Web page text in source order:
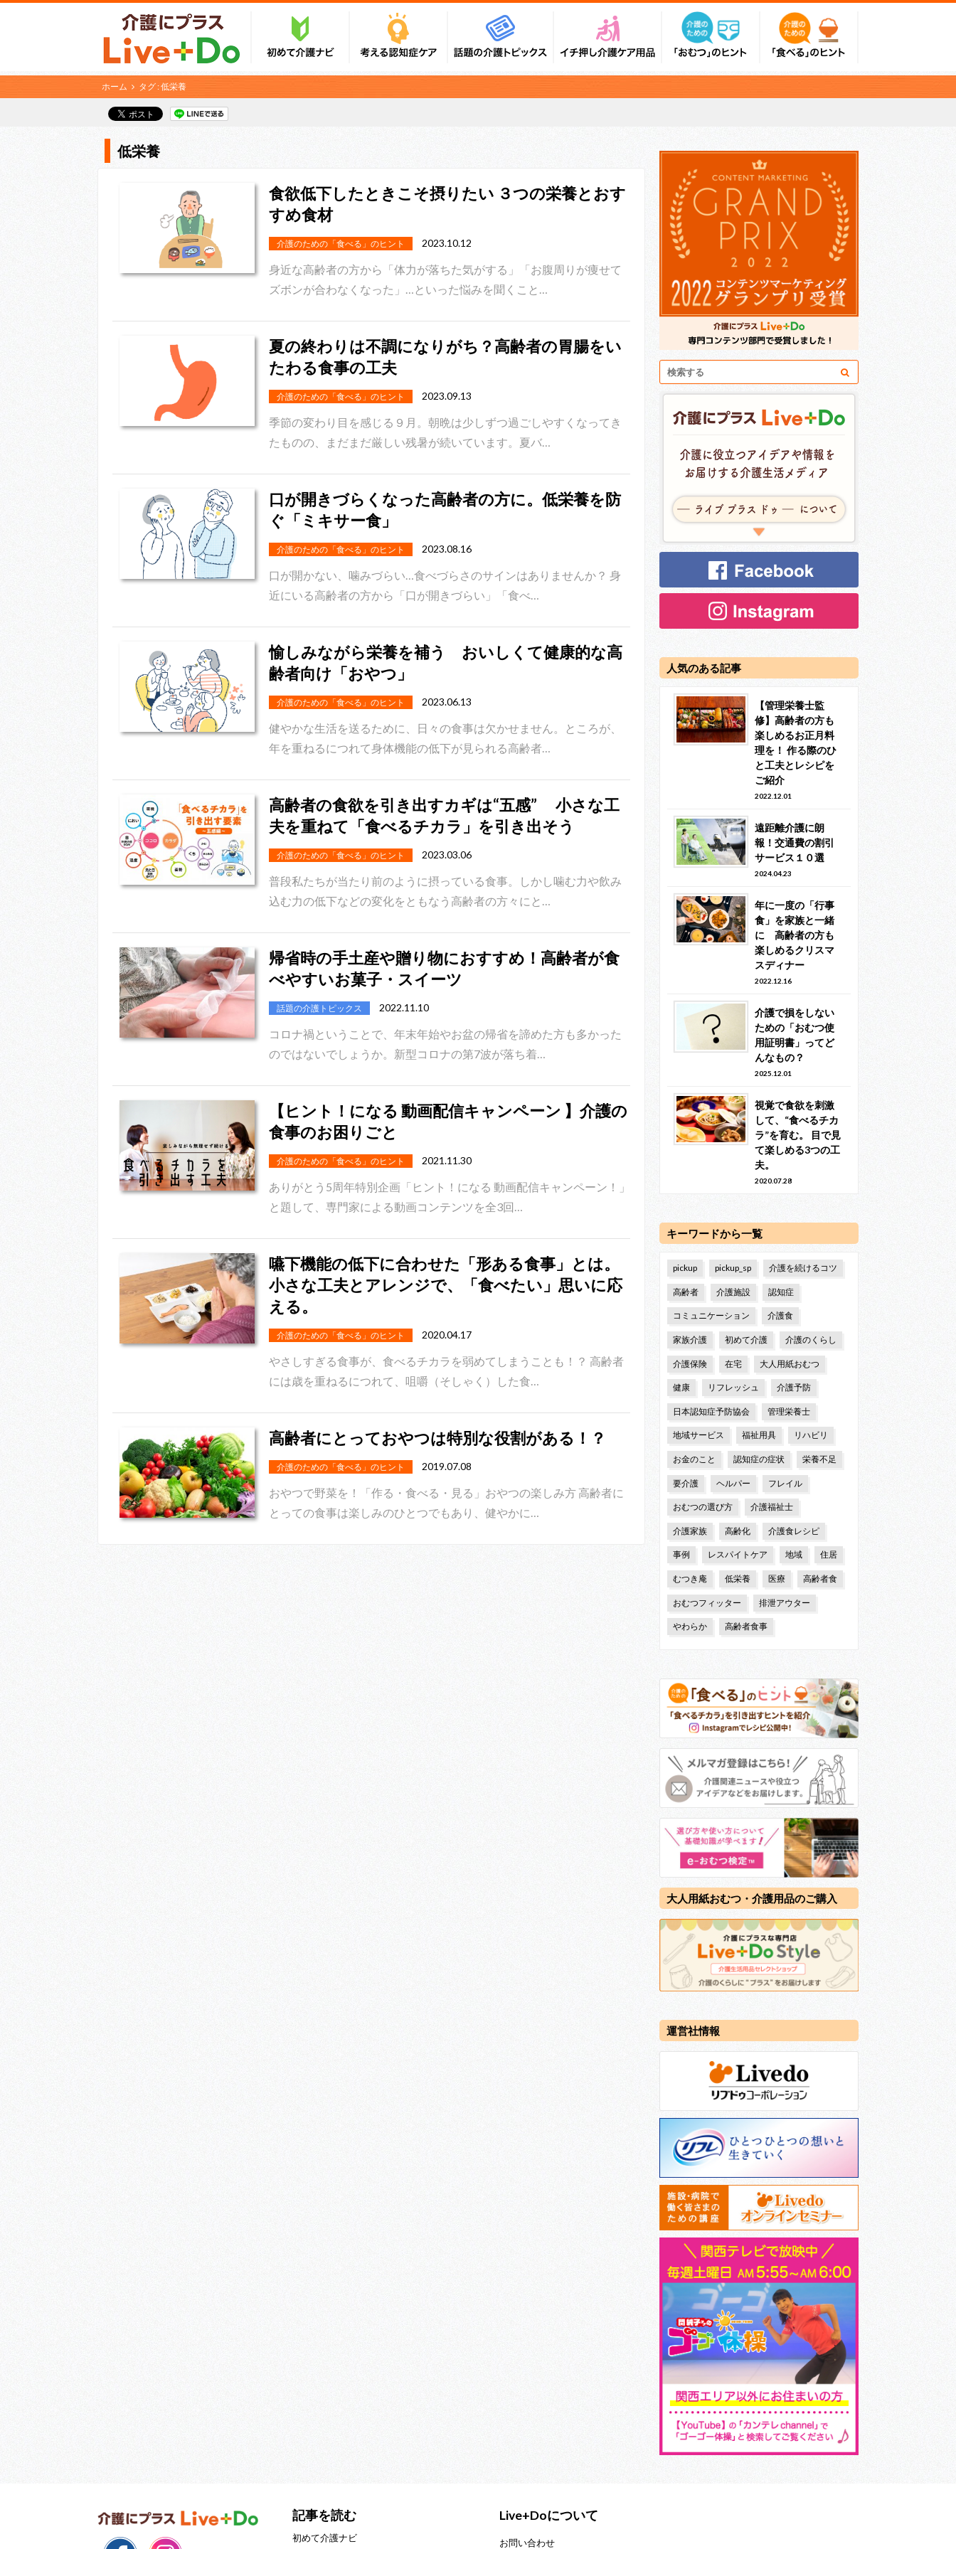
ホーム タグ : 低栄養
低栄養
食欲低下したときこそ摂りたい ３つの栄養とおす
すめ食材
介護のための「食べる」のヒント 2023.10.12
身近な高齢者の方から「体力が落ちた気がする」「お腹周りが痩せて
ズボンが合わなくなった」…といった悩みを聞くこと…
夏の終わりは不調になりがち？高齢者の胃腸をい
たわる食事の工夫
介護のための「食べる」のヒント 2023.09.13
季節の変わり目を感じる９月。朝晩は少しずつ過ごしやすくなってき
たものの、まだまだ厳しい残暑が続いています。夏バ…
口が開きづらくなった高齢者の方に。低栄養を防
ぐ「ミキサー食」
介護のための「食べる」のヒント 2023.08.16
口が開かない、噛みづらい…食べづらさのサインはありませんか？ 身
近にいる高齢者の方から「口が開きづらい」「食べ…
愉しみながら栄養を補う おいしくて健康的な高
齢者向け「おやつ」
介護のための「食べる」のヒント 2023.06.13
健やかな生活を送るために、日々の食事は欠かせません。ところが、
年を重ねるにつれて身体機能の低下が見られる高齢者…
高齢者の食欲を引き出すカギは“五感” 小さな工
夫を重ねて「食べるチカラ」を引き出そう
介護のための「食べる」のヒント 2023.03.06
普段私たちが当たり前のように摂っている食事。しかし噛む力や飲み
込む力の低下などの変化をともなう高齢者の方々にと…
帰省時の手土産や贈り物におすすめ！高齢者が食
べやすいお菓子・スイーツ
話題の介護トピックス 2022.11.10
コロナ禍ということで、年末年始やお盆の帰省を諦めた方も多かった
のではないでしょうか。新型コロナの第7波が落ち着…
【ヒント！になる 動画配信キャンペーン 】介護の
食事のお困りごと
介護のための「食べる」のヒント 2021.11.30
ありがとう5周年特別企画「ヒント！になる 動画配信キャンペーン！」
と題して、専門家による動画コンテンツを全3回…
嚥下機能の低下に合わせた「形ある食事」とは。
小さな工夫とアレンジで、「食べたい」思いに応
える。
介護のための「食べる」のヒント 2020.04.17
やさしすぎる食事が、食べるチカラを弱めてしまうことも！？ 高齢者
には歳を重ねるにつれて、咀嚼（そしゃく）した食…
高齢者にとっておやつは特別な役割がある！？
介護のための「食べる」のヒント 2019.07.08
おやつで野菜を！「作る・食べる・見る」おやつの楽しみ方 高齢者に
とっての食事は楽しみのひとつでもあり、健やかに…
人気のある記事
【管理栄養士監
修】高齢者の方も
楽しめるお正月料
理を！ 作る際のひ
と工夫とレシピを
ご紹介
2022.12.01
遠距離介護に朗
報！交通費の割引
サービス１０選
2024.04.23
年に一度の「行事
食」を家族と一緒
に 高齢者の方も
楽しめるクリスマ
スディナー
2022.12.16
介護で損をしない
ための「おむつ使
用証明書」ってど
んなもの？
2025.12.01
視覚で食欲を刺激
して、“食べるチカ
ラ”を育む。 目で見
て楽しめる3つの工
夫。
2020.07.28
キーワードから一覧
pickup pickup_sp 介護を続けるコツ
高齢者 介護施設 認知症
コミュニケーション 介護食
家族介護 初めて介護 介護のくらし
介護保険 在宅 大人用紙おむつ
健康 リフレッシュ 介護予防
日本認知症予防協会 管理栄養士
地域サービス 福祉用具 リハビリ
お金のこと 認知症の症状 栄養不足
要介護 ヘルパー フレイル
おむつの選び方 介護福祉士
介護家族 高齢化 介護食レシピ
事例 レスパイトケア 地域 住居
むつき庵 低栄養 医療 高齢者食
おむつフィッター 排泄アウター
やわらか 高齢者食事
大人用紙おむつ・介護用品のご購入
運営社情報
記事を読む
初めて介護ナビ
Live+Doについて
お問い合わせ